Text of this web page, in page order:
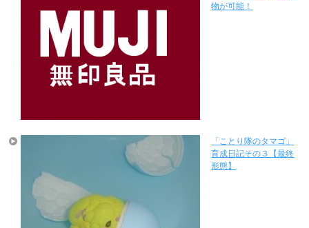
物が可能！
「ことり隊のタマゴ」
育成日記その３【最終
形態】